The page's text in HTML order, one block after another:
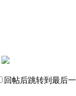
回帖后跳转到最后